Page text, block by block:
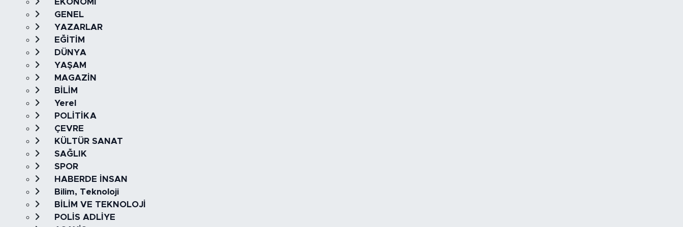
EKONOMİ
GENEL
YAZARLAR
EĞİTİM
DÜNYA
YAŞAM
MAGAZİN
BİLİM
Yerel
POLİTİKA
ÇEVRE
KÜLTÜR SANAT
SAĞLIK
SPOR
HABERDE İNSAN
Bilim, Teknoloji
BİLİM VE TEKNOLOJİ
POLİS ADLİYE